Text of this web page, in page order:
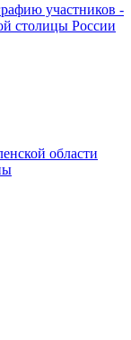
участников -
столицы России
области